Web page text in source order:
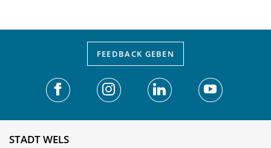
FEEDBACK GEBEN
STADT WELS